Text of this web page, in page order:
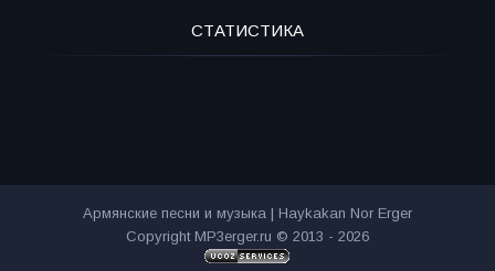
СТАТИСТИКА
Армянские песни и музыка | Haykakan Nor Erger
Copyright MP3erger.ru © 2013 - 2026